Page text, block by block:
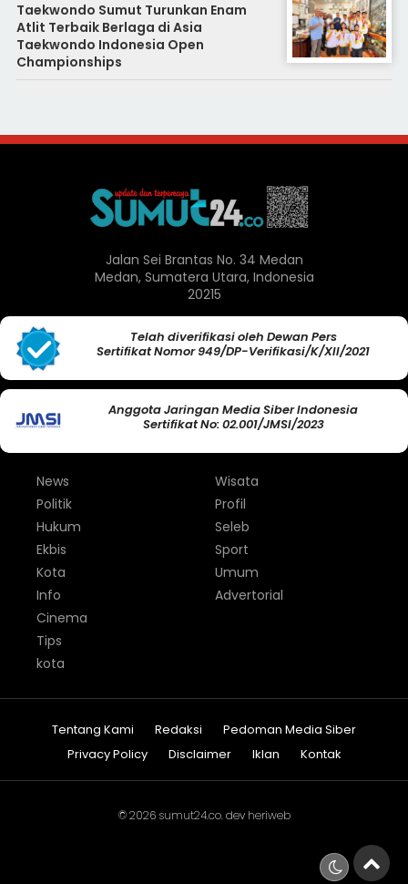
Taekwondo Sumut Turunkan Enam
Atlit Terbaik Berlaga di Asia
Taekwondo Indonesia Open
Championships
Jalan Sei Brantas No. 34 Medan
Medan, Sumatera Utara, Indonesia
20215
Telah diverifikasi oleh Dewan Pers
Sertifikat Nomor 949/DP-Verifikasi/K/XII/2021
Anggota Jaringan Media Siber Indonesia
Sertifikat No: 02.001/JMSI/2023
News
Politik
Hukum
Ekbis
Kota
Info
Wisata
Profil
Seleb
Sport
Umum
Advertorial
Cinema
Tips
kota
Tentang Kami Redaksi
Pedoman Media Siber
Privacy Policy
Disclaimer Iklan Kontak
© 2026 sumut24.co. dev heriweb